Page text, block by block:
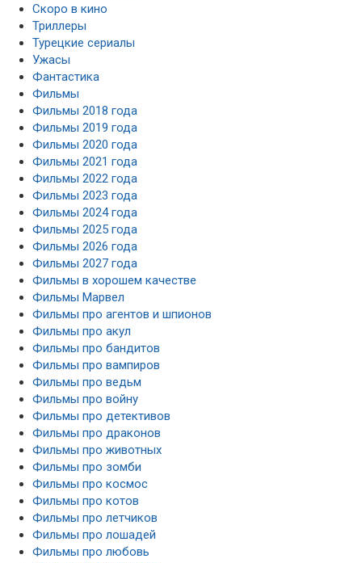
Скоро в кино
Триллеры
Турецкие сериалы
Ужасы
Фантастика
Фильмы
Фильмы 2018 года
Фильмы 2019 года
Фильмы 2020 года
Фильмы 2021 года
Фильмы 2022 года
Фильмы 2023 года
Фильмы 2024 года
Фильмы 2025 года
Фильмы 2026 года
Фильмы 2027 года
Фильмы в хорошем качестве
Фильмы Марвел
Фильмы про агентов и шпионов
Фильмы про акул
Фильмы про бандитов
Фильмы про вампиров
Фильмы про ведьм
Фильмы про войну
Фильмы про детективов
Фильмы про драконов
Фильмы про животных
Фильмы про зомби
Фильмы про космос
Фильмы про котов
Фильмы про летчиков
Фильмы про лошадей
Фильмы про любовь